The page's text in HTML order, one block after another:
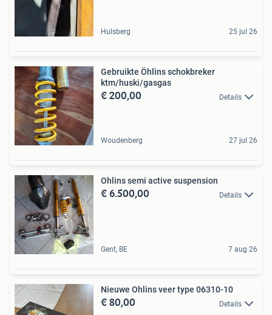
Hulsberg 25 jul 26
Gebruikte Öhlins schokbreker
ktm/huski/gasgas
€ 200,00 Details
Woudenberg 27 jul 26
Ohlins semi active suspension
€ 6.500,00 Details
Gent, BE 7 aug 26
Nieuwe Ohlins veer type 06310-10
€ 80,00 Details